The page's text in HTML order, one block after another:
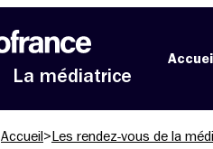
La médiatrice
Accueil
Accueil > Les rendez-vous de la